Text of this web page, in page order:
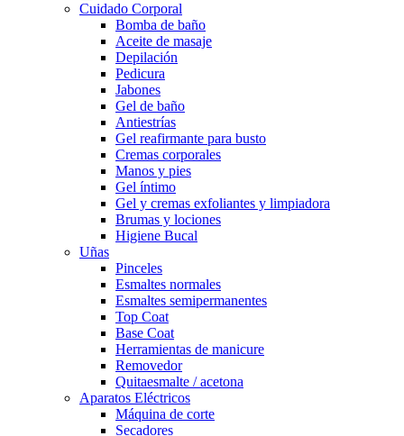
Cuidado Corporal
Bomba de baño
Aceite de masaje
Depilación
Pedicura
Jabones
Gel de baño
Antiestrías
Gel reafirmante para busto
Cremas corporales
Manos y pies
Gel íntimo
Gel y cremas exfoliantes y limpiadora
Brumas y lociones
Higiene Bucal
Uñas
Pinceles
Esmaltes normales
Esmaltes semipermanentes
Top Coat
Base Coat
Herramientas de manicure
Removedor
Quitaesmalte / acetona
Aparatos Eléctricos
Máquina de corte
Secadores